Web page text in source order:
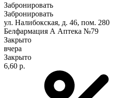
Забронировать
Забронировать
ул. Налибокская, д. 46, пом. 280
Белфармация А Аптека №79
Закрыто
вчера
Закрыто
6,60 р.